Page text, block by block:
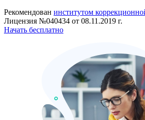
Рекомендован институтом
Лицензия №040434 от 08.11.2019 г.
Начать бесплатно